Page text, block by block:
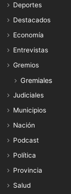
Deportes
Destacados
Economía
Entrevistas
Gremios
Gremiales
Judiciales
Municipios
Nación
Podcast
Política
Provincia
Salud